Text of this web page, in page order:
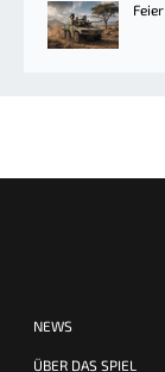
NEWS
ÜBER DAS SPIEL